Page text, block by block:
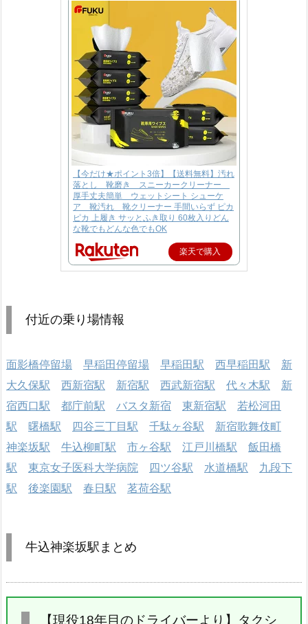
【今だけ★ポイント3倍】【送料無料】汚れ
落とし 靴磨き スニーカークリーナー
厚手丈夫簡単 ウェットシート シューケ
ア 靴汚れ 靴クリーナー 手間いらず ピカ
ピカ 上履き サッとふき取り 60枚入りどん
な靴でもどんな色でもOK
楽天で購入
付近の乗り場情報
面影橋停留場 早稲田停留場 早稲田駅 西早稲田駅
新
大久保駅
西新宿駅 新宿駅 西武新宿駅 代々木駅
新
宿西口駅
都庁前駅 バスタ新宿 東新宿駅
若松河田
駅
曙橋駅 四谷三丁目駅 千駄ヶ谷駅
新宿歌舞伎町
神楽坂駅
牛込柳町駅 市ヶ谷駅 江戸川橋駅
飯田橋
駅
東京女子医科大学病院 四ツ谷駅 水道橋駅
九段下
駅
後楽園駅 春日駅 茗荷谷駅
牛込神楽坂駅まとめ
【現役18年目のドライバーより】タクシ